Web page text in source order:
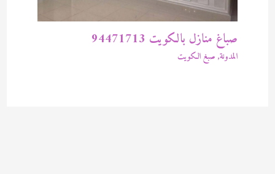
صباغ منازل بالكويت 94471713
المدونة, صبغ الكويت